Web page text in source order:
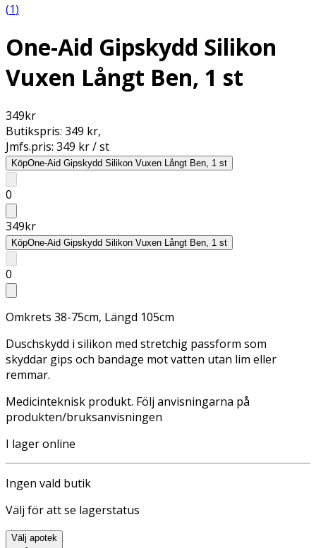
(1)
One-Aid Gipskydd Silikon
Vuxen Långt Ben, 1 st
349kr
Butikspris: 349 kr,
Jmfs.pris: 349 kr / st
KöpOne-Aid Gipskydd Silikon Vuxen Långt Ben, 1 st
0
349kr
KöpOne-Aid Gipskydd Silikon Vuxen Långt Ben, 1 st
0
Omkrets 38-75cm, Längd 105cm
Duschskydd i silikon med stretchig passform som
skyddar gips och bandage mot vatten utan lim eller
remmar.
Medicinteknisk produkt. Följ anvisningarna på
produkten/bruksanvisningen
I lager online
Ingen vald butik
Välj för att se lagerstatus
Välj apotek